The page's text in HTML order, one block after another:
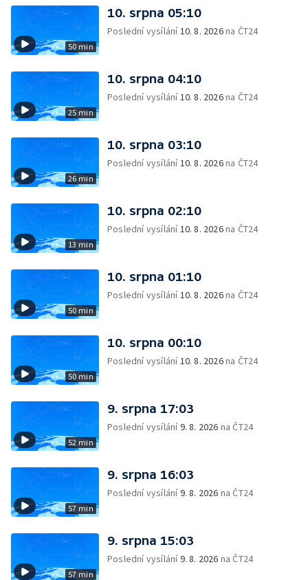
50 min
10. srpna 05:10
Poslední vysílání10. 8. 2026na ČT24
25 min
10. srpna 04:10
Poslední vysílání10. 8. 2026na ČT24
26 min
10. srpna 03:10
Poslední vysílání10. 8. 2026na ČT24
13 min
10. srpna 02:10
Poslední vysílání10. 8. 2026na ČT24
50 min
10. srpna 01:10
Poslední vysílání10. 8. 2026na ČT24
50 min
10. srpna 00:10
Poslední vysílání10. 8. 2026na ČT24
52 min
9. srpna 17:03
Poslední vysílání9. 8. 2026 na ČT24
57 min
9. srpna 16:03
Poslední vysílání9. 8. 2026 na ČT24
57 min
9. srpna 15:03
Poslední vysílání9. 8. 2026 na ČT24